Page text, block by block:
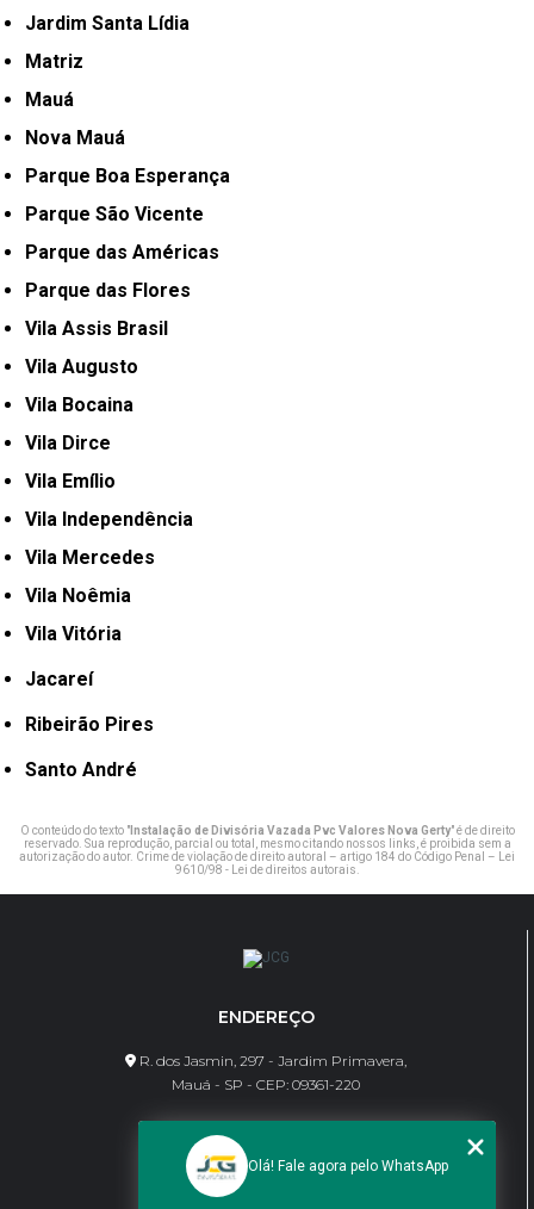
Jardim Santa Lídia
Matriz
Mauá
Nova Mauá
Parque Boa Esperança
Parque São Vicente
Parque das Américas
Parque das Flores
Vila Assis Brasil
Vila Augusto
Vila Bocaina
Vila Dirce
Vila Emílio
Vila Independência
Vila Mercedes
Vila Noêmia
Vila Vitória
Jacareí
Ribeirão Pires
Santo André
O conteúdo do texto "Instalação de Divisória Vazada Pvc Valores Nova Gerty" é de direito
reservado. Sua reprodução, parcial ou total, mesmo citando nossos links, é proibida sem a
autorização do autor. Crime de violação de direito autoral – artigo 184 do Código Penal –
Lei
9610/98 - Lei de direitos autorais
ENDEREÇO
R. dos Jasmin, 297 - Jardim Primavera,
Mauá - SP - CEP: 09361-220
CONTATO
(11) 95462-8630
Olá! Fale agora pelo WhatsApp